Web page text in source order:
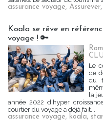
assurance voyage, Assurever,
Koala se rêve en
voyage ! 🔑
Le
de
du
la
année 2022 d'hyper
courtier du voyage a déjà fait...
assurance voyage, koala,